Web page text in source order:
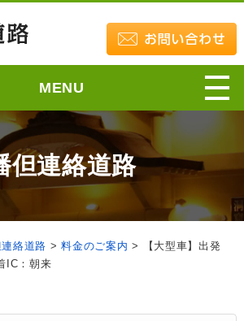
MENU
但連絡道路
絡道路 >料金のご案内 >
【大型車】出発
IC：朝来